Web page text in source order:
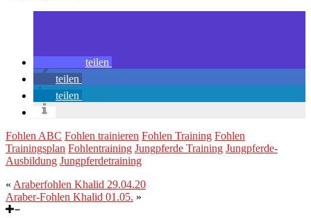
teilen
teilen
teilen
Fohlen ABC Fohlen trainieren Fohlen Training Fohlen
Trainingsplan Fohlentraining Jungpferde Training Jungpferde-
Ausbildung Jungpferdetraining
« Araberfohlen Khalid 29.04.20
Araber-Fohlen Khalid 01.05. »